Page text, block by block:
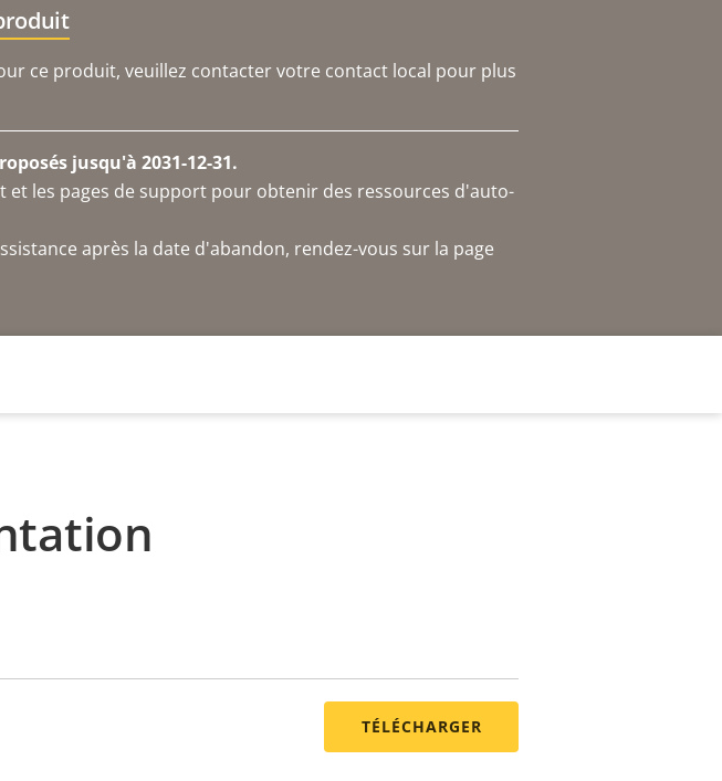
ce produit, veuillez contacter votre contact local pour plus
jusqu'à 2031-12-31.
les pages de support pour obtenir des ressources d'auto-
après la date d'abandon, rendez-vous sur la page
TÉLÉCHARGER